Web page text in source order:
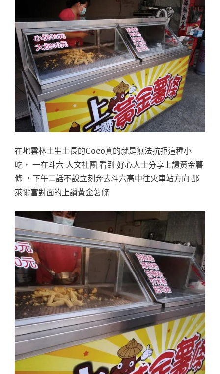
在地雲林土生土長的Coco真的就是無法抗拒這種小
吃， 一在斗六 人文社團 看到 好心人士分享上讚黃金薯
條 ，下午二話不說立刻奔去斗六高中往火車站方向 那
萊爾富對面的上讚黃金薯條